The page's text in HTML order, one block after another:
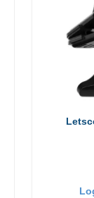
Letscom